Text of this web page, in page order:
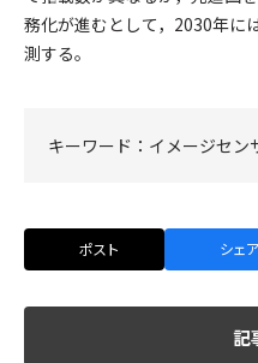
務化が進むとして，2030年に
測する。
キーワード： イメージセン
ポスト シェア
記